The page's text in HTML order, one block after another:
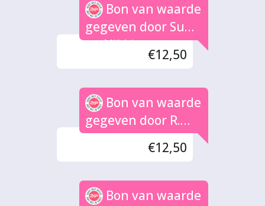
Bon van waarde
gegeven door Sunn
en Nikki
€12,50
Bon van waarde
gegeven door R.
Leijten
€12,50
Bon van waarde